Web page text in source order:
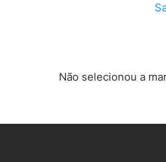
Não selecionou a